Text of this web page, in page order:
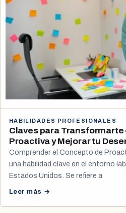
HABILIDADES PROFESIONALES
Claves para Transformarte
Proactiva y Mejorar tu
Comprender el Concepto de
una habilidad clave en el entorno
Estados Unidos. Se refiere a
Leer más →